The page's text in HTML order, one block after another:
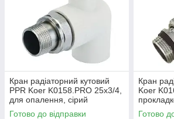
Кран радіаторний кутовий
PPR Koer K0158.PRO 25x3/4,
для опалення, сірий
(KP0202)
Готово до відправки
Кран
Koer
PPR
Готово